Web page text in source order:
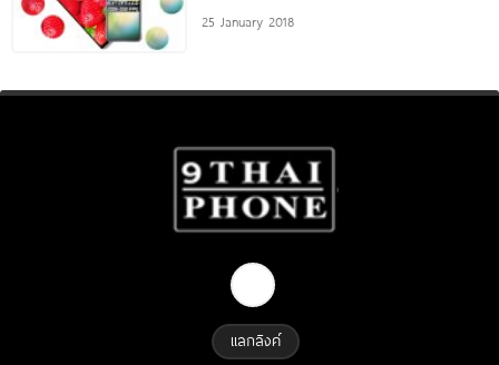
25 January 2018
แลกลิงค์